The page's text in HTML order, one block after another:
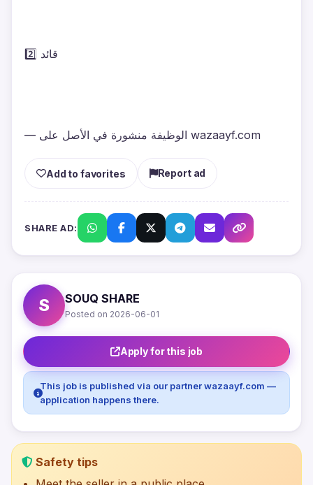
— الوظيفة منشورة في الأصل على wazaayf.com
Add to favorites Report ad
SHARE AD:
S SOUQ SHARE
Posted on 2026-06-01
Apply for this job
This job is published via our partner wazaayf.com —
application happens there.
Safety tips